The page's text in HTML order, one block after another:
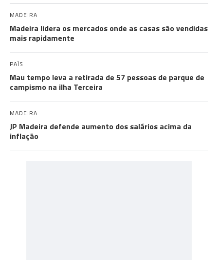
MADEIRA
Madeira lidera os mercados onde as casas são vendidas
mais rapidamente
PAÍS
Mau tempo leva a retirada de 57 pessoas de parque de
campismo na ilha Terceira
MADEIRA
JP Madeira defende aumento dos salários acima da
inflação